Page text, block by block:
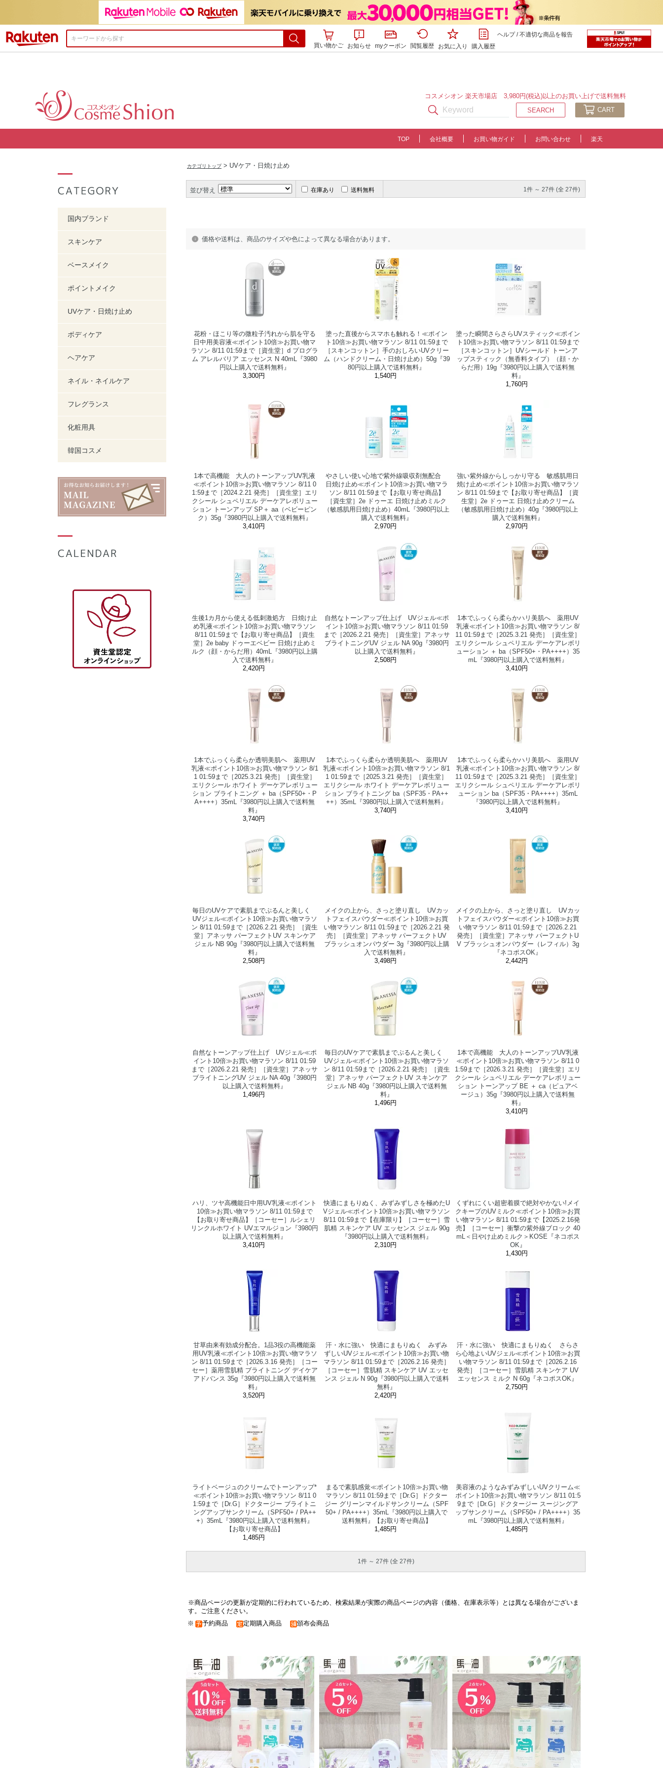
買い物かご
お知らせ myクーポン 閲覧履歴 お気に入り 購入履歴
ヘルプ/不適切な商品を報告
コスメシオン 楽天市場店 3,980円(税込)以上のお買い上げで送料無料
CART
TOP 会社概要 お買い物ガイド お問い合わせ 楽天
国内ブランド
スキンケア
ベースメイク
ポイントメイク
UVケア・日焼け止め
ボディケア
ヘアケア
ネイル・ネイルケア
フレグランス
化粧用具
韓国コスメ
カテゴリトップ> UVケア・日焼け止め
並び替え 在庫あり 送料無料 1件 ～ 27件 (全 27件)
価格や送料は、商品のサイズや色によって異なる場合があります。
花粉・ほこり等の微粒子汚れから肌を守る
日中用美容液≪ポイント10倍≫お買い物マ
ラソン 8/11 01:59まで［資生堂］d プログラ
ム アレルバリア エッセンス N 40mL『3980
円以上購入で送料無料』
3,300円
塗った直後からスマホも触れる！≪ポイン
ト10倍≫お買い物マラソン 8/11 01:59まで
［スキンコットン］手のおしろいUVクリー
ム（ハンドクリーム・日焼け止め）50g『39
80円以上購入で送料無料』
1,540円
塗った瞬間さらさらUVスティック≪ポイン
ト10倍≫お買い物マラソン 8/11 01:59まで
［スキンコットン］UVシールド トーンア
ップスティック（無香料タイプ）（顔・か
らだ用）19g『3980円以上購入で送料無
料』
1,760円
1本で高機能 大人のトーンアップUV乳液
≪ポイント10倍≫お買い物マラソン 8/11 0
1:59まで［2024.2.21 発売］［資生堂］エリ
クシール シュペリエル デーケアレボリュー
ション トーンアップ SP＋ aa（ベビーピン
ク）35g『3980円以上購入で送料無料』
3,410円
やさしい使い心地で紫外線吸収剤無配合
日焼け止め≪ポイント10倍≫お買い物マラ
ソン 8/11 01:59まで【お取り寄せ商品】
［資生堂］2e ドゥーエ 日焼け止めミルク
（敏感肌用日焼け止め）40mL『3980円以上
購入で送料無料』
2,970円
強い紫外線からしっかり守る 敏感肌用日
焼け止め≪ポイント10倍≫お買い物マラソ
ン 8/11 01:59まで【お取り寄せ商品】［資
生堂］2e ドゥーエ 日焼け止めクリーム
（敏感肌用日焼け止め）40g『3980円以上
購入で送料無料』
2,970円
生後1カ月から使える低刺激処方 日焼け止
め乳液≪ポイント10倍≫お買い物マラソン
8/11 01:59まで【お取り寄せ商品】［資生
堂］2e baby ドゥーエベビー 日焼け止めミ
ルク（顔・からだ用）40mL『3980円以上購
入で送料無料』
2,420円
自然なトーンアップ仕上げ UVジェル≪ポ
イント10倍≫お買い物マラソン 8/11 01:59
まで［2026.2.21 発売］［資生堂］アネッサ
ブライトニングUV ジェル NA 90g『3980円
以上購入で送料無料』
2,508円
1本でふっくら柔らかハリ美肌へ 薬用UV
乳液≪ポイント10倍≫お買い物マラソン 8/
11 01:59まで［2025.3.21 発売］［資生堂］
エリクシール シュペリエル デーケアレボリ
ューション ＋ ba（SPF50+・PA++++）35
mL『3980円以上購入で送料無料』
3,410円
1本でふっくら柔らか透明美肌へ 薬用UV
乳液≪ポイント10倍≫お買い物マラソン 8/1
1 01:59まで［2025.3.21 発売］［資生堂］
エリクシール ホワイト デーケアレボリュー
ション ブライトニング ＋ ba（SPF50+・P
A++++）35mL『3980円以上購入で送料無
料』
3,740円
1本でふっくら柔らか透明美肌へ 薬用UV
乳液≪ポイント10倍≫お買い物マラソン 8/1
1 01:59まで［2025.3.21 発売］［資生堂］
エリクシール ホワイト デーケアレボリュー
ション ブライトニング ba（SPF35・PA++
++）35mL『3980円以上購入で送料無料』
3,740円
1本でふっくら柔らかハリ美肌へ 薬用UV
乳液≪ポイント10倍≫お買い物マラソン 8/
11 01:59まで［2025.3.21 発売］［資生堂］
エリクシール シュペリエル デーケアレボリ
ューション ba（SPF35・PA++++）35mL
『3980円以上購入で送料無料』
3,410円
毎日のUVケアで素肌までぷるんと美しく
UVジェル≪ポイント10倍≫お買い物マラソ
ン 8/11 01:59まで［2026.2.21 発売］［資生
堂］アネッサ パーフェクトUV スキンケア
ジェル NB 90g『3980円以上購入で送料無
料』
2,508円
メイクの上から、さっと塗り直し UVカッ
トフェイスパウダー≪ポイント10倍≫お買
い物マラソン 8/11 01:59まで［2026.2.21 発
売］［資生堂］アネッサ パーフェクトUV
ブラッシュオンパウダー 3g『3980円以上購
入で送料無料』
3,498円
メイクの上から、さっと塗り直し UVカッ
トフェイスパウダー≪ポイント10倍≫お買
い物マラソン 8/11 01:59まで［2026.2.21
発売］［資生堂］アネッサ パーフェクトU
V ブラッシュオンパウダー（レフィル）3g
『ネコポスOK』
2,442円
自然なトーンアップ仕上げ UVジェル≪ポ
イント10倍≫お買い物マラソン 8/11 01:59
まで［2026.2.21 発売］［資生堂］アネッサ
ブライトニングUV ジェル NA 40g『3980円
以上購入で送料無料』
1,496円
毎日のUVケアで素肌までぷるんと美しく
UVジェル≪ポイント10倍≫お買い物マラソ
ン 8/11 01:59まで［2026.2.21 発売］［資生
堂］アネッサ パーフェクトUV スキンケア
ジェル NB 40g『3980円以上購入で送料無
料』
1,496円
1本で高機能 大人のトーンアップUV乳液
≪ポイント10倍≫お買い物マラソン 8/11 0
1:59まで［2026.3.21 発売］［資生堂］エリ
クシール シュペリエル デーケアレボリュー
ション トーンアップ BE ＋ ca（ピュアベ
ージュ）35g『3980円以上購入で送料無
料』
3,410円
ハリ、ツヤ高機能日中用UV乳液≪ポイント
10倍≫お買い物マラソン 8/11 01:59まで
【お取り寄せ商品】［コーセー］ルシェリ
リンクルホワイト UVエマルジョン『3980円
以上購入で送料無料』
3,410円
快適にまもりぬく、みずみずしさを極めたU
Vジェル≪ポイント10倍≫お買い物マラソン
8/11 01:59まで【在庫限り】［コーセー］雪
肌精 スキンケア UV エッセンス ジェル 90g
『3980円以上購入で送料無料』
2,310円
くずれにくい超密着膜で絶対やかない!メイ
クキープのUVミルク≪ポイント10倍≫お買
い物マラソン 8/11 01:59まで【2025.2.16発
売】［コーセー］衝撃の紫外線ブロック 40
mL＜日やけ止めミルク＞KOSE『ネコポス
OK』
1,430円
甘草由来有効成分配合。1品3役の高機能薬
用UV乳液≪ポイント10倍≫お買い物マラソ
ン 8/11 01:59まで［2026.3.16 発売］［コー
セー］薬用雪肌精 ブライトニング デイケア
アドバンス 35g『3980円以上購入で送料無
料』
3,520円
汗・水に強い 快適にまもりぬく みずみ
ずしいUVジェル≪ポイント10倍≫お買い物
マラソン 8/11 01:59まで［2026.2.16 発売］
［コーセー］雪肌精 スキンケア UV エッセ
ンス ジェル N 90g『3980円以上購入で送料
無料』
2,420円
汗・水に強い 快適にまもりぬく さらさ
ら心地よいUVジェル≪ポイント10倍≫お買
い物マラソン 8/11 01:59まで［2026.2.16
発売］［コーセー］雪肌精 スキンケア UV
エッセンス ミルク N 60g『ネコポスOK』
2,750円
ライトベージュのクリームでトーンアップ*
≪ポイント10倍≫お買い物マラソン 8/11 0
1:59まで［Dr.G］ドクタージー ブライトニ
ングアップサンクリーム（SPF50+ / PA++
+）35mL『3980円以上購入で送料無料』
【お取り寄せ商品】
1,485円
まるで素肌感覚≪ポイント10倍≫お買い物
マラソン 8/11 01:59まで［Dr.G］ドクター
ジー グリーンマイルドサンクリーム（SPF
50+ / PA++++）35mL『3980円以上購入で
送料無料』【お取り寄せ商品】
1,485円
美容液のようなみずみずしいUVクリーム≪
ポイント10倍≫お買い物マラソン 8/11 01:5
9まで［Dr.G］ドクタージー スージングア
ップサンクリーム（SPF50+ / PA++++）35
mL『3980円以上購入で送料無料』
1,485円
1件 ～ 27件 (全 27件)
※商品ページの更新が定期的に行われているため、検索結果が実際の商品ページの内容（価格、在庫表示等）とは異なる場合がございま
す。ご注意ください。
※
予約商品 定期購入商品 頒布会商品